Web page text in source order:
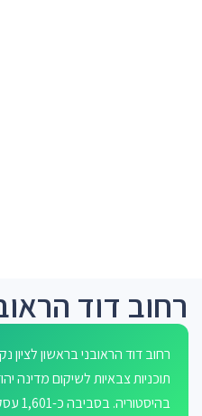
רחוב דוד
רחוב דוד הראובני בראשון לציון
תוכניות צבאיות לשיקום מדינה